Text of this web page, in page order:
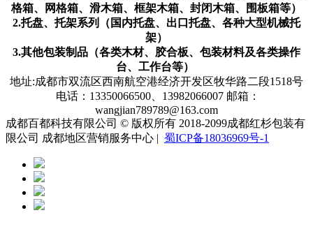
格箱、网格箱、滑木箱、框架木箱、封闭木箱、围板箱等）
2.托盘、托架系列（国内托盘、出口托盘、各种大型机械托
架）
3.其他包装制品（各类木材、胶合板、包装材料及各类操作
台、工作台等）
地址:成都市双流区西南航空港经济开发区牧华路二段1518号
电话：13350066500、13982066007 邮箱：
wangjian789789@163.com
成都百都科技有限公司 © 版权所有 2018-2099成都红杉包装有
限公司 成都地区营销服务中心 | 蜀ICP备18036969号-1